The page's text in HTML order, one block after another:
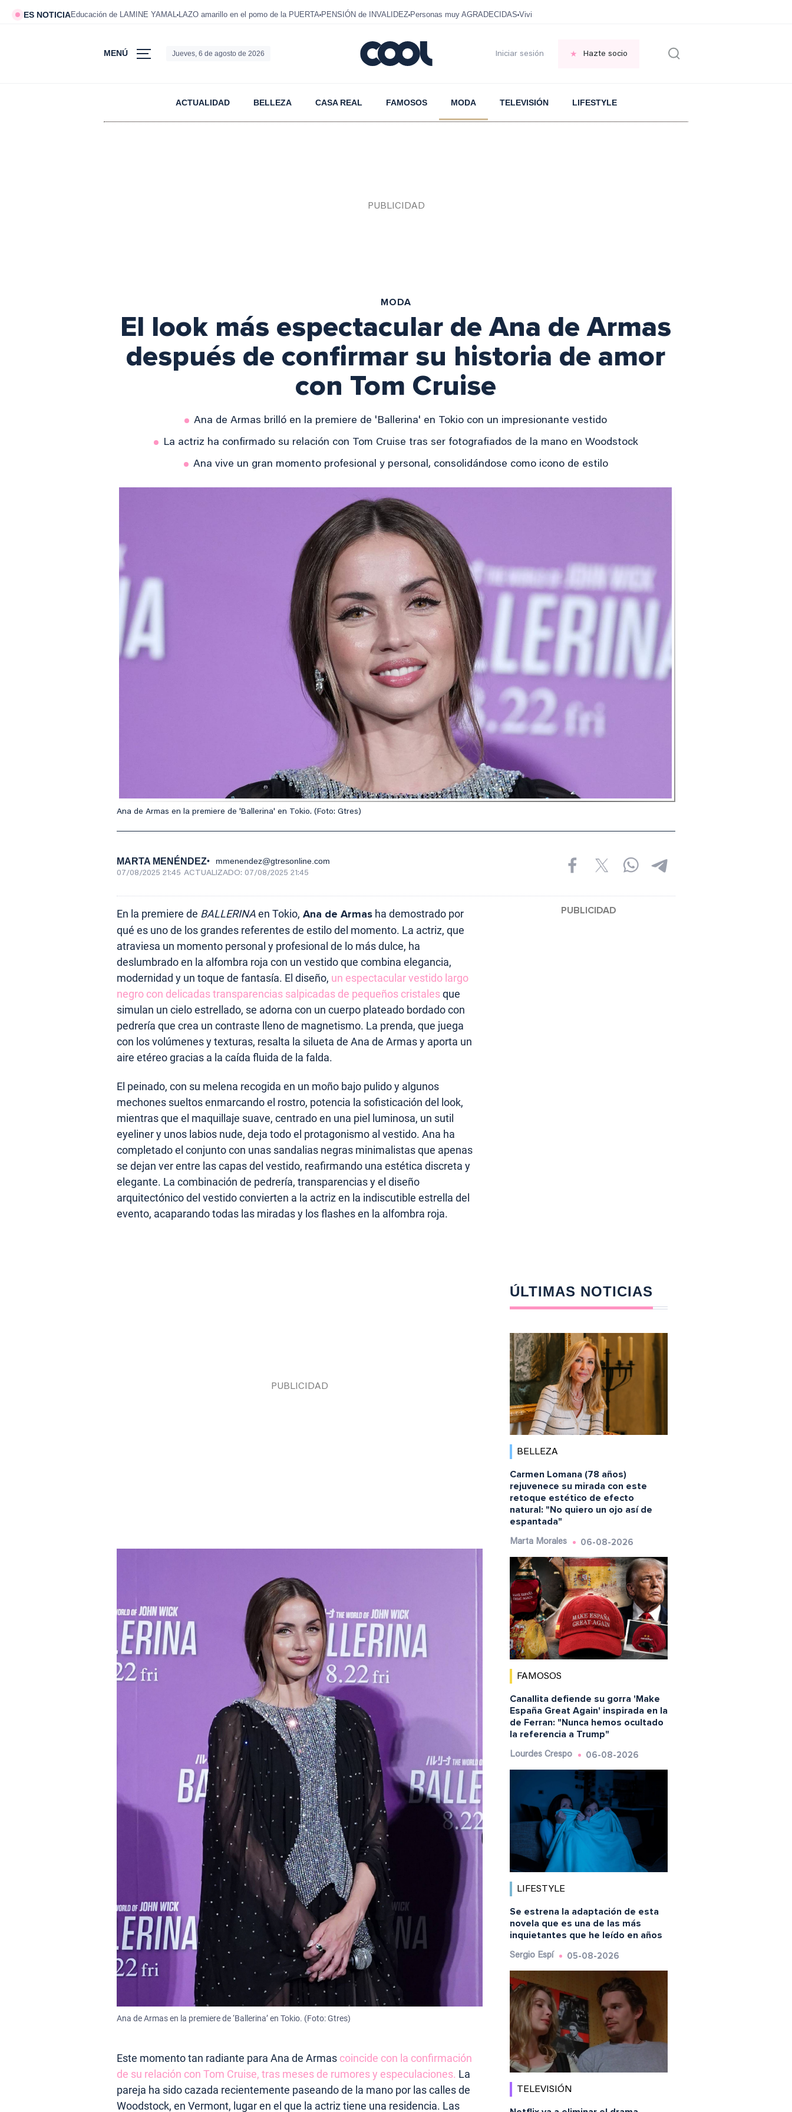
ES NOTICIAEducación de LAMINE YAMAL LAZO amarillo en el pomo de la PUERTA PENSIÓN de INVALIDEZ Personas muy AGRADECIDAS Vivir GRATIS en una ISLA en GRECIA
MENÚ Jueves, 6 de agosto de 2026 Iniciar sesión Hazte socio
ACTUALIDAD BELLEZA CASA REAL FAMOSOS MODA TELEVISIÓN LIFESTYLE
MODA
El look más espectacular de Ana de Armas
después de confirmar su historia de amor
con Tom Cruise
Ana de Armas brilló en la premiere de 'Ballerina' en Tokio con un impresionante vestido
La actriz ha confirmado su relación con Tom Cruise tras ser fotografiados de la mano en Woodstock
Ana vive un gran momento profesional y personal, consolidándose como icono de estilo
Ana de Armas en la premiere de 'Ballerina' en Tokio. (Foto: Gtres)
MARTA MENÉNDEZ mmenendez@gtresonline.com
07/08/2025 21:45 ACTUALIZADO: 07/08/2025 21:45
En la premiere de BALLERINAen Tokio, Ana de Armas ha demostrado por
qué es uno de los grandes referentes de estilo del momento. La actriz, que
atraviesa un momento personal y profesional de lo más dulce, ha
deslumbrado en la alfombra roja con un vestido que combina elegancia,
modernidad y un toque de fantasía. El diseño, un espectacular vestido largo
negro con delicadas transparencias salpicadas de pequeños cristalesque
simulan un cielo estrellado, se adorna con un cuerpo plateado bordado con
pedrería que crea un contraste lleno de magnetismo. La prenda, que juega
con los volúmenes y texturas, resalta la silueta de Ana de Armas y aporta un
aire etéreo gracias a la caída fluida de la falda.
El peinado, con su melena recogida en un moño bajo pulido y algunos
mechones sueltos enmarcando el rostro, potencia la sofisticación del look,
mientras que el maquillaje suave, centrado en una piel luminosa, un sutil
eyeliner y unos labios nude, deja todo el protagonismo al vestido. Ana ha
completado el conjunto con unas sandalias negras minimalistas que apenas
se dejan ver entre las capas del vestido, reafirmando una estética discreta y
elegante. La combinación de pedrería, transparencias y el diseño
arquitectónico del vestido convierten a la actriz en la indiscutible estrella del
evento, acaparando todas las miradas y los flashes en la alfombra roja.
Ana de Armas en la premiere de ‘Ballerina’ en Tokio. (Foto: Gtres)
Este momento tan radiante para Ana de Armas coincide con la confirmación
de su relación con Tom Cruise, tras meses de rumores y especulaciones. La
pareja ha sido cazada recientemente paseando de la mano por las calles de
Woodstock, en Vermont, lugar en el que la actriz tiene una residencia. Las
ÚLTIMAS NOTICIAS
BELLEZA
Carmen Lomana (78 años)
rejuvenece su mirada con este
retoque estético de efecto
natural: "No quiero un ojo así de
espantada"
Marta Morales 06-08-2026
FAMOSOS
Canallita defiende su gorra 'Make
España Great Again' inspirada en la
de Ferran: "Nunca hemos ocultado
la referencia a Trump"
Lourdes Crespo 06-08-2026
LIFESTYLE
Se estrena la adaptación de esta
novela que es una de las más
inquietantes que he leído en años
Sergio Espí 05-08-2026
TELEVISIÓN